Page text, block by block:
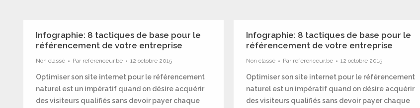
Infographie: 8 tactiques de base pour le
référencement de votre entreprise
Non classé Par referenceur.be 12 octobre 2015
Optimiser son site internet pour le référencement
naturel est un impératif quand on désire acquérir
des visiteurs qualifiés sans devoir payer chaque
Infographie: 8 tactiques de base pour le
référencement de votre entreprise
Non classé Par referenceur.be 12 octobre 2015
Optimiser son site internet pour le référencement
naturel est un impératif quand on désire acquérir
des visiteurs qualifiés sans devoir payer chaque